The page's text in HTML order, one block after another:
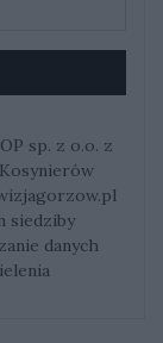
sp. z o.o. z
siedziby
danych